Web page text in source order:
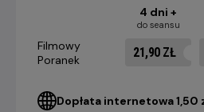
4 dni +
do seansu
Filmowy
Poranek
21,90 ZŁ
Dopłata internetowa 1,50